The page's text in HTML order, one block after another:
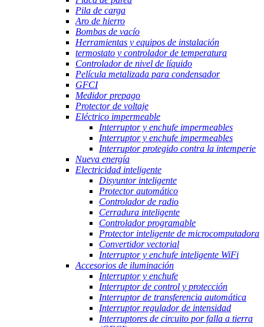
Pila de carga
Aro de hierro
Bombas de vacío
Herramientas y equipos de instalación
termostato y controlador de temperatura
Controlador de nivel de líquido
Película metalizada para condensador
GFCI
Medidor prepago
Protector de voltaje
Eléctrico impermeable
Interruptor y enchufe impermeables
Interruptor y enchufe impermeables
Interruptor protegido contra la intemperie
Nueva energía
Electricidad inteligente
Disyuntor inteligente
Protector automático
Controlador de radio
Cerradura inteligente
Controlador programable
Protector inteligente de microcomputadora
Convertidor vectorial
Interruptor y enchufe inteligente WiFi
Accesorios de iluminación
Interruptor y enchufe
Interruptor de control y protección
Interruptor de transferencia automática
Interruptor regulador de intensidad
Interruptores de circuito por falla a tierra